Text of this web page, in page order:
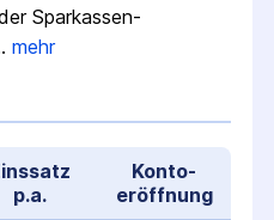
Sparkassen-
mehr
p.a.
Konto­
eröffnung